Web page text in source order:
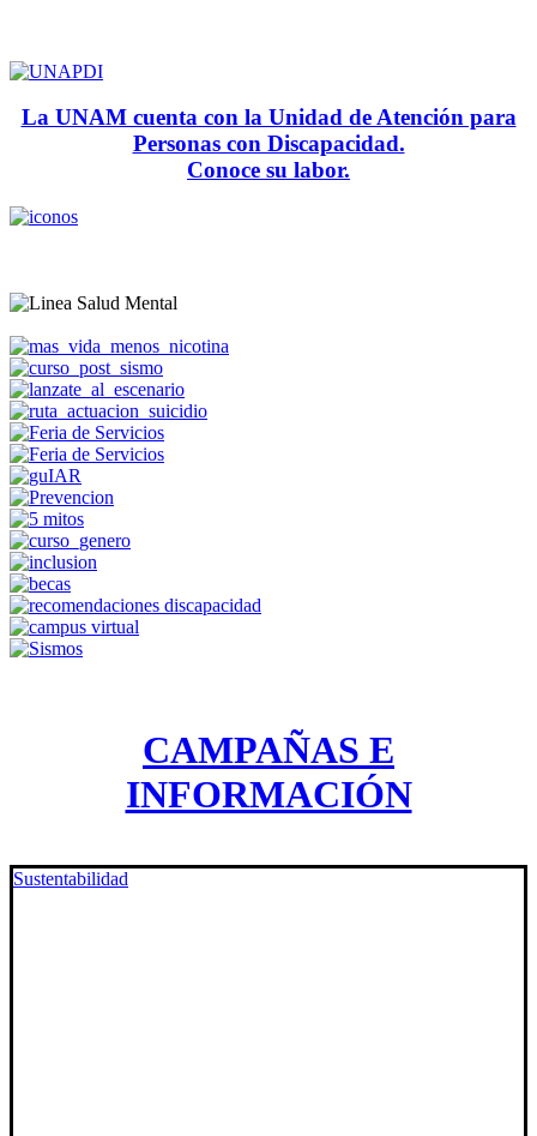
La UNAM cuenta con la Unidad de Atención para
Personas con Discapacidad.
Conoce su labor.
CAMPAÑAS E
INFORMACIÓN
Sustentabilidad